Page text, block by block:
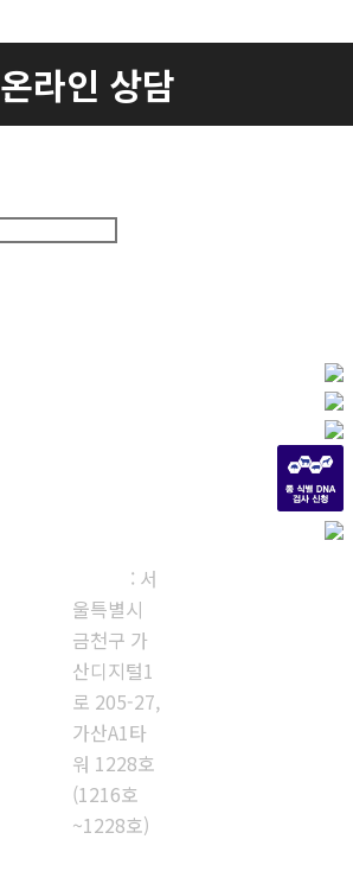
온라인 상담
: 서
울특별시
금천구 가
산디지털1
로 205-27,
가산A1타
워 1228호
(1216호
~1228호)